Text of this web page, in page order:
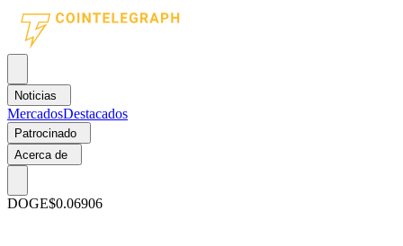
Noticias
MercadosDestacados
Patrocinado
Acerca de
DOGE$0.06906